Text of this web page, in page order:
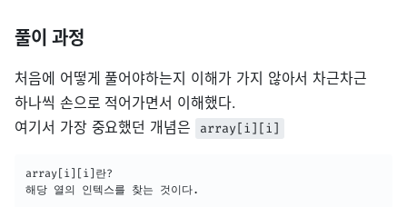
풀이 과정
처음에 어떻게 풀어야하는지 이해가 가지 않아서 차근차근
하나씩 손으로 적어가면서 이해했다.
여기서 가장 중요했던 개념은
array[i][i]
array[i][i]란?
해당 열의 인텍스를 찾는 것이다.